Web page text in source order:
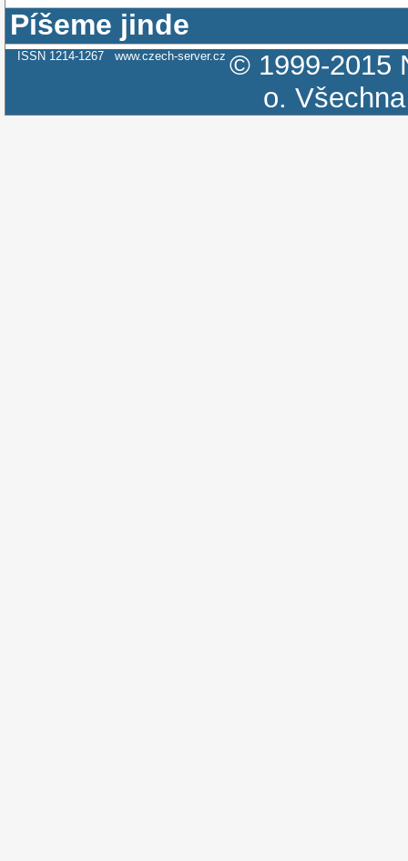
Píšeme jinde
ISSN 1214-1267 www.czech-server.cz © 1999-2015
o.